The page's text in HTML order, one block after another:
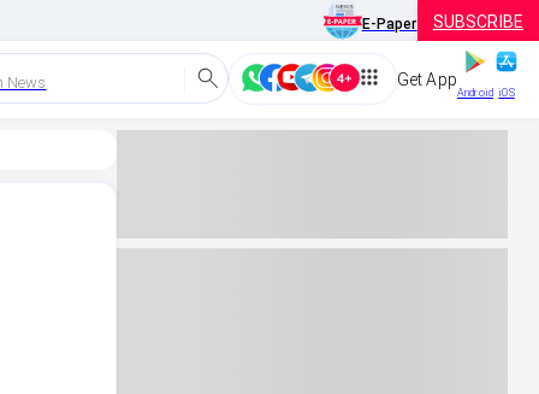
E-Paper SUBSCRIBE
News Get App
Android iOS